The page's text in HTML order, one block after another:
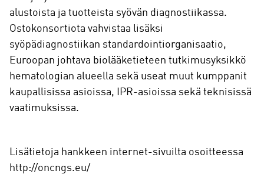
alustoista ja tuotteista syövän diagnostiikassa.
Ostokonsortiota vahvistaa lisäksi
syöpädiagnostiikan standardointiorganisaatio,
Euroopan johtava biolääketieteen tutkimusyksikkö
hematologian alueella sekä useat muut kumppanit
kaupallisissa asioissa, IPR-asioissa sekä teknisissä
vaatimuksissa.
Lisätietoja hankkeen internet-sivuilta osoitteessa
http://oncngs.eu/